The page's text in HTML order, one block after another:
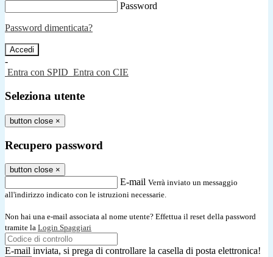
Password
Password dimenticata?
-
Entra con SPID Entra con CIE
Seleziona utente
button close ×
Recupero password
button close ×
E-mail Verrà inviato un messaggio
all'indirizzo indicato con le istruzioni necessarie.
Non hai una e-mail associata al nome utente? Effettua il reset della password
tramite la Login Spaggiari
E-mail inviata, si prega di controllare la casella di posta elettronica!